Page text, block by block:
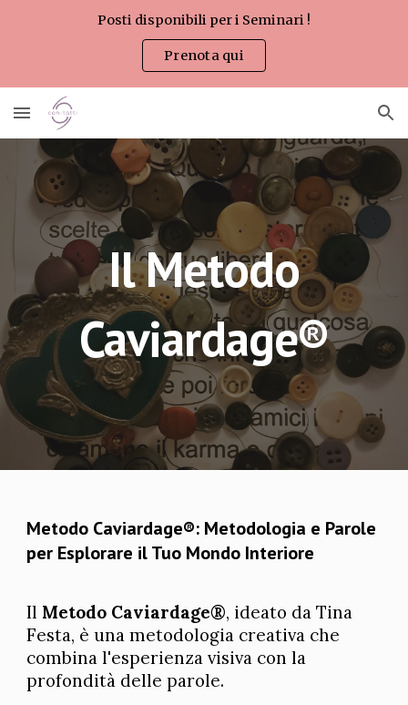
Posti disponibili per i Seminari !
Prenota qui
Il Metodo
Caviardage®
Metodo Caviardage®: Metodologia e Parole
per Esplorare il Tuo Mondo Interiore
Il Metodo Caviardage®, ideato da Tina
Festa, è una metodologia creativa che
combina l'esperienza visiva con la
profondità delle parole.